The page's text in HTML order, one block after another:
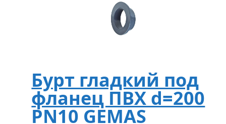
Бурт гладкий под
фланец ПВХ d=200
PN10 GEMAS